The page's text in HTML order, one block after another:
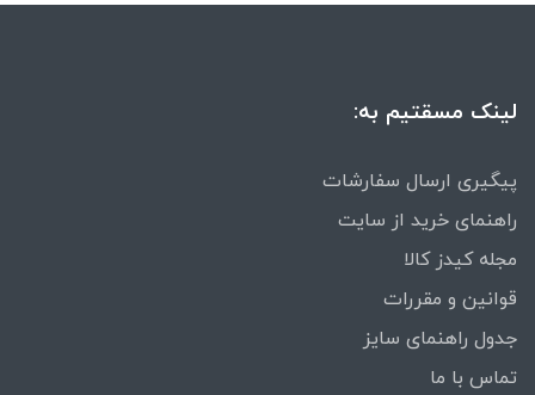
لینک مسقتیم به:
پیگیری ارسال سفارشات
راهنمای خرید از سایت
مجله کیدز کالا
قوانین و مقررات
جدول راهنمای سایز
تماس با ما